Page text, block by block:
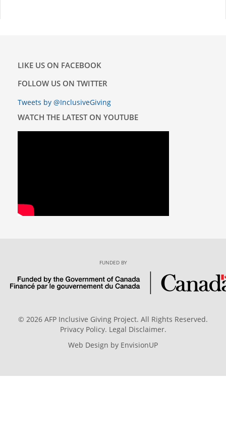
LIKE US ON FACEBOOK
FOLLOW US ON TWITTER
Tweets by @InclusiveGiving
WATCH THE LATEST ON YOUTUBE
FUNDED BY
© 2026 AFP Inclusive Giving Project. All Rights Reserved.
Privacy Policy. Legal Disclaimer.
Web Design by EnvisionUP